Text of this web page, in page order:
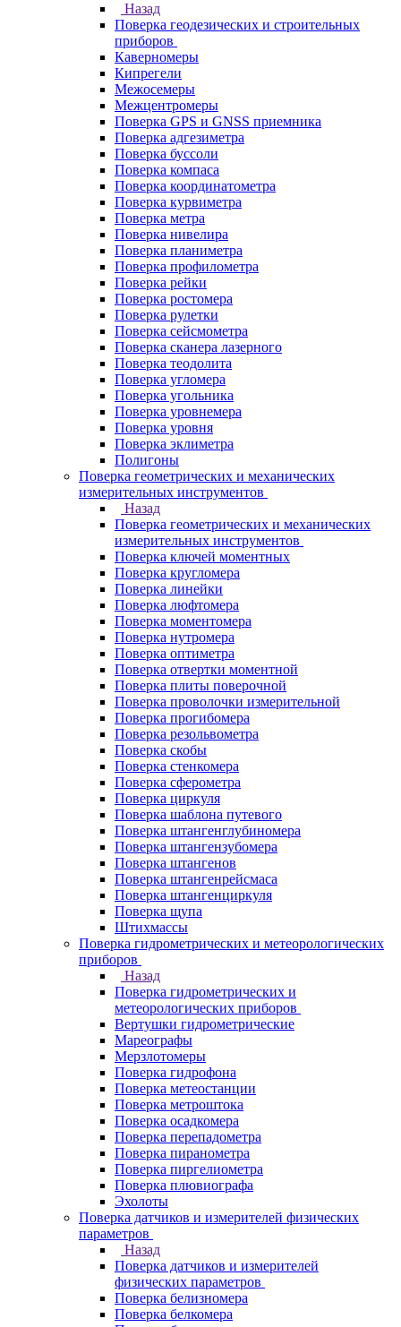
Назад
Поверка геодезических и строительных
приборов
Каверномеры
Кипрегели
Межосемеры
Межцентромеры
Поверка GPS и GNSS приемника
Поверка адгезиметра
Поверка буссоли
Поверка компаса
Поверка координатометра
Поверка курвиметра
Поверка метра
Поверка нивелира
Поверка планиметра
Поверка профилометра
Поверка рейки
Поверка ростомера
Поверка рулетки
Поверка сейсмометра
Поверка сканера лазерного
Поверка теодолита
Поверка угломера
Поверка угольника
Поверка уровнемера
Поверка уровня
Поверка эклиметра
Полигоны
Поверка геометрических и механических
измерительных инструментов
Назад
Поверка геометрических и механических
измерительных инструментов
Поверка ключей моментных
Поверка кругломера
Поверка линейки
Поверка люфтомера
Поверка моментомера
Поверка нутромера
Поверка оптиметра
Поверка отвертки моментной
Поверка плиты поверочной
Поверка проволочки измерительной
Поверка прогибомера
Поверка резольвометра
Поверка скобы
Поверка стенкомера
Поверка сферометра
Поверка циркуля
Поверка шаблона путевого
Поверка штангенглубиномера
Поверка штангензубомера
Поверка штангенов
Поверка штангенрейсмаса
Поверка штангенциркуля
Поверка щупа
Штихмассы
Поверка гидрометрических и метеорологических
приборов
Назад
Поверка гидрометрических и
метеорологических приборов
Вертушки гидрометрические
Мареографы
Мерзлотомеры
Поверка гидрофона
Поверка метеостанции
Поверка метроштока
Поверка осадкомера
Поверка перепадометра
Поверка пиранометра
Поверка пиргелиометра
Поверка плювиографа
Эхолоты
Поверка датчиков и измерителей физических
параметров
Назад
Поверка датчиков и измерителей
физических параметров
Поверка белизномера
Поверка белкомера